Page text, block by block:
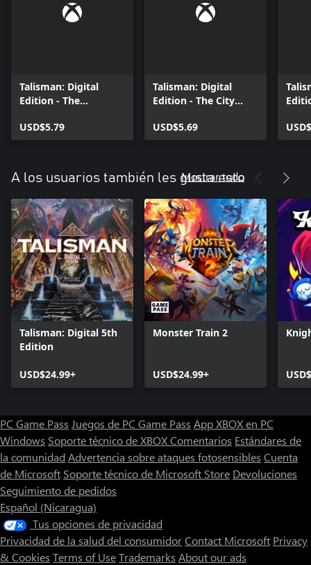
Talisman: Digital
Edition - The
USD$5.79
Talisman: Digital
Edition - The City
USD$5.69
A los usuarios también les gusta esto
Mostrar todo
Talisman: Digital 5th
Edition
USD$24.99+
Monster Train 2
USD$24.99+
PC Game Pass Juegos de PC Game Pass App XBOX en PC
Windows Soporte técnico de XBOXComentarios Estándares de
la comunidad Advertencia sobre ataques fotosensibles Cuenta
de Microsoft Soporte técnico de Microsoft Store Devoluciones
Seguimiento de pedidos
Español (Nicaragua)
Tus opciones de privacidad
Privacidad de la salud del consumidorContact Microsoft Privacy
& Cookies Terms of UseTrademarks About our ads